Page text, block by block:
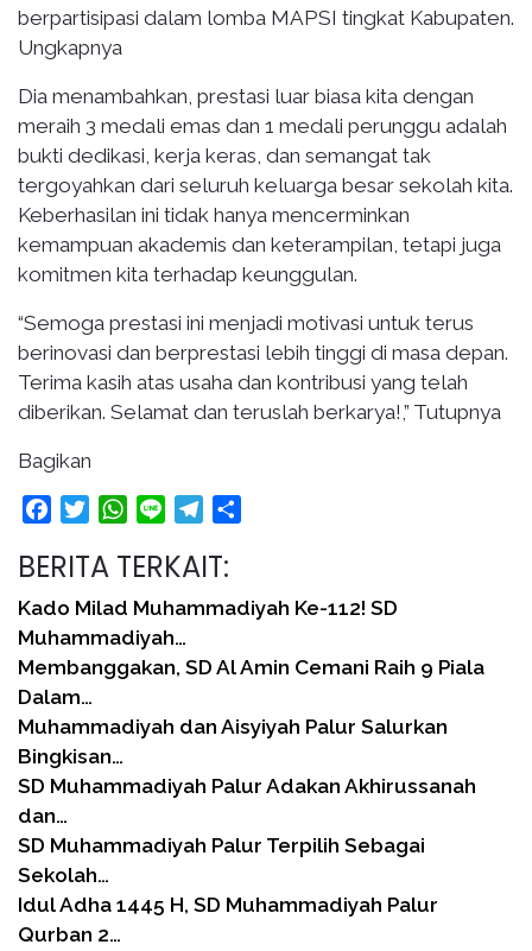
berpartisipasi dalam lomba MAPSI tingkat Kabupaten.
Ungkapnya
Dia menambahkan, prestasi luar biasa kita dengan
meraih 3 medali emas dan 1 medali perunggu adalah
bukti dedikasi, kerja keras, dan semangat tak
tergoyahkan dari seluruh keluarga besar sekolah kita.
Keberhasilan ini tidak hanya mencerminkan
kemampuan akademis dan keterampilan, tetapi juga
komitmen kita terhadap keunggulan.
“Semoga prestasi ini menjadi motivasi untuk terus
berinovasi dan berprestasi lebih tinggi di masa depan.
Terima kasih atas usaha dan kontribusi yang telah
diberikan. Selamat dan teruslah berkarya!,” Tutupnya
Bagikan
FacebookTwitterWhatsApp
Line Telegram
BERITA TERKAIT:
Kado Milad Muhammadiyah Ke-112! SD
Muhammadiyah…
Membanggakan, SD Al Amin Cemani Raih 9 Piala
Dalam…
Muhammadiyah dan Aisyiyah Palur Salurkan
Bingkisan…
SD Muhammadiyah Palur Adakan Akhirussanah
dan…
SD Muhammadiyah Palur Terpilih Sebagai
Sekolah…
Idul Adha 1445 H, SD Muhammadiyah Palur
Qurban 2…